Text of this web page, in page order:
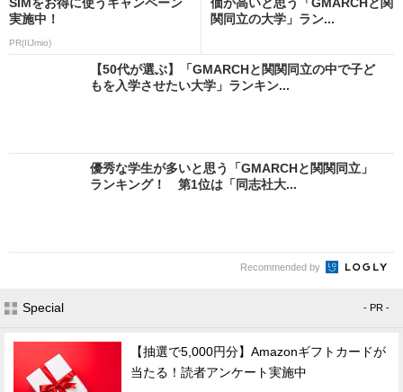
実施中！
PR(IIJmio)
関同立の大学」ラン...
【50代が選ぶ】「GMARCHと関関同立の中で子ど
もを入学させたい大学」ランキン...
優秀な学生が多いと思う「GMARCHと関関同立」
ランキング！ 第1位は「同志社大...
Recommended by
Special - PR -
【抽選で5,000円分】Amazonギフトカードが
当たる！読者アンケート実施中